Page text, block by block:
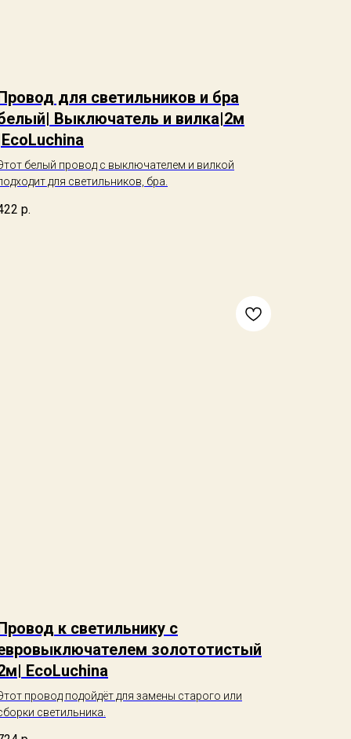
для светильников и бра
Выключатель и вилка|2м
белый провод с выключателем и вилкой
для светильников, бра.
р.
к светильнику с
золототистый
EcoLuchina
провод подойдёт для замены старого или
светильника.